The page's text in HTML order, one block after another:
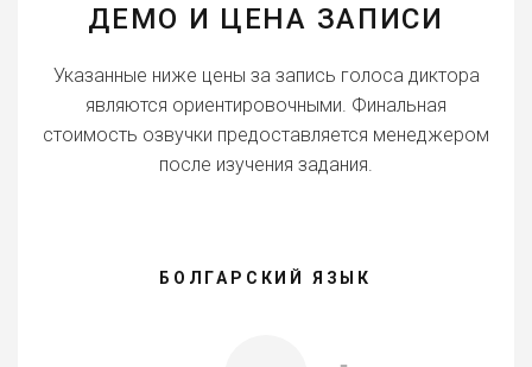
ДЕМО И ЦЕНА ЗАПИСИ
Указанные ниже цены за запись голоса диктора
являются ориентировочными. Финальная
стоимость озвучки предоставляется менеджером
после изучения задания.
БОЛГАРСКИЙ ЯЗЫК